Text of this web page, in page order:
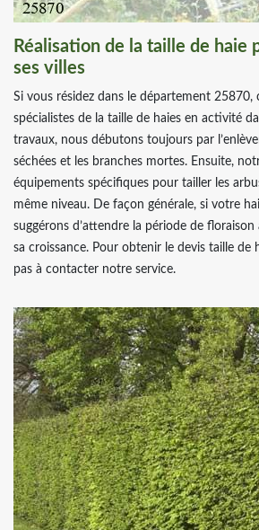
Réalisation de la taille de haie
ses villes
Si vous résidez dans le département 25870,
spécialistes de la taille de haies en activité
travaux, nous débutons toujours par
séchées et les branches mortes. Ensuite,
équipements spécifiques pour tailler les
même niveau. De façon générale, si votre
suggérons d’attendre la période de
sa croissance. Pour obtenir le devis taille de
pas à contacter notre service.